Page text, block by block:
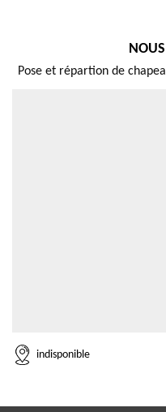
Pose et répartion de
indisponible